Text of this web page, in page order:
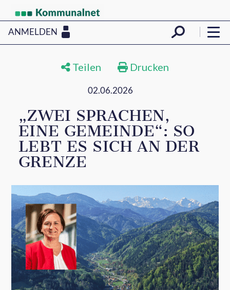
ANMELDEN
Teilen Drucken
02.06.2026
„ZWEI SPRACHEN,
EINE GEMEINDE“: SO
LEBT ES SICH AN DER
GRENZE